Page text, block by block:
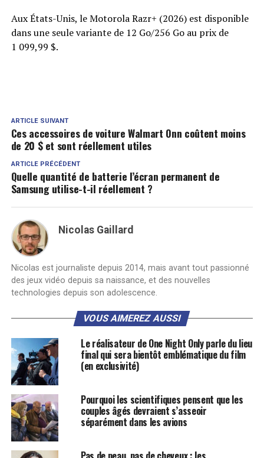
Aux États-Unis, le Motorola Razr+ (2026) est disponible
dans une seule variante de 12 Go/256 Go au prix de
1 099,99 $.
ARTICLE SUIVANT
Ces accessoires de voiture Walmart Onn coûtent moins
de 20 $ et sont réellement utiles
ARTICLE PRÉCÉDENT
Quelle quantité de batterie l’écran permanent de
Samsung utilise-t-il réellement ?
Nicolas Gaillard
Nicolas est journaliste depuis 2014, mais avant tout passionné
des jeux vidéo depuis sa naissance, et des nouvelles
technologies depuis son adolescence.
VOUS AIMEREZ AUSSI
Le réalisateur de One Night Only parle du lieu
final qui sera bientôt emblématique du film
(en exclusivité)
Pourquoi les scientifiques pensent que les
couples âgés devraient s’asseoir
séparément dans les avions